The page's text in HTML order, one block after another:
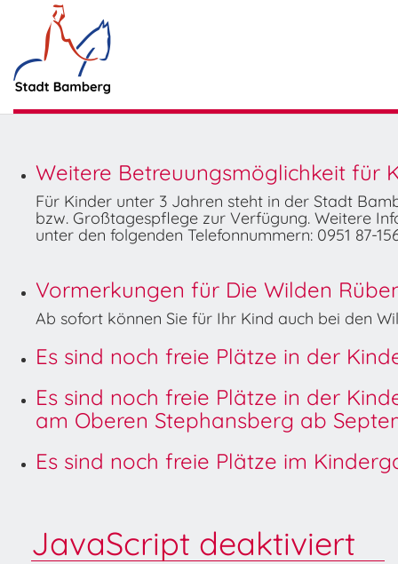
Weitere Betreuungsmöglichkeit für
Für Kinder unter 3 Jahren steht in der Stadt
bzw. Großtagespflege zur Verfügung. Weitere
unter den folgenden Telefonnummern: 0951 87-
Vormerkungen für Die Wilden
Ab sofort können Sie für Ihr Kind auch bei den
Es sind noch freie Plätze in der
Es sind noch freie Plätze in der
am Oberen Stephansberg ab
Es sind noch freie Plätze im
JavaScript deaktiviert